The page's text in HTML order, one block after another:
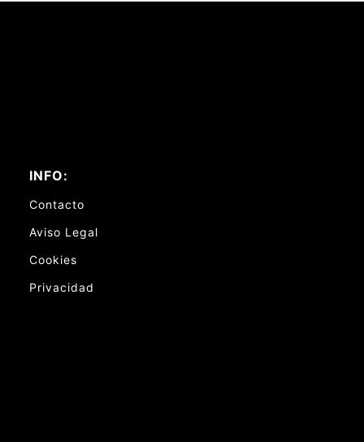
INFO:
Contacto
Aviso Legal
Cookies
Privacidad